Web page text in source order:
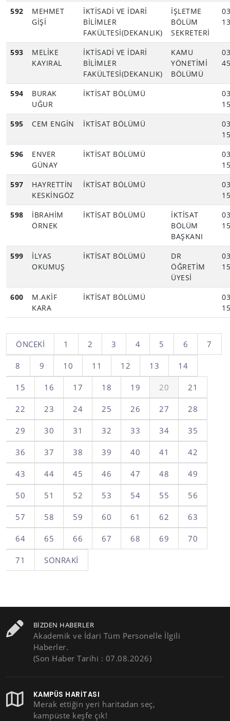
592
MEHMET
GİŞİ
İKTİSADİ VE İDARİ
BİLİMLER
FAKÜLTESİ(DEKANLIK)
İŞLETME
BÖLÜM
SEKRETERİ
593
MELİKE
KAYIRAL
İKTİSADİ VE İDARİ
BİLİMLER
FAKÜLTESİ(DEKANLIK)
KAMU
YÖNETİMİ
BÖLÜMÜ
594
BURAK
UĞUR
İKTİSAT BÖLÜMÜ
595
CEM ENGİN İKTİSAT BÖLÜMÜ
596
ENVER
GÜNAY
İKTİSAT BÖLÜMÜ
597
HAYRETTİN
KESKİNGÖZ
İKTİSAT BÖLÜMÜ
598
İBRAHİM
ÖRNEK
İKTİSAT BÖLÜMÜ
İKTİSAT
BÖLÜM
BAŞKANI
599
İLYAS
OKUMUŞ
İKTİSAT BÖLÜMÜ
DR
ÖĞRETİM
ÜYESİ
600
M.AKİF
KARA
İKTİSAT BÖLÜMÜ
ÖNCEKI 1 2 3 4 5 6 7
8 9 10 11 12 13 14
15 16 17 18 19 20 21
22 23 24 25 26 27 28
29 30 31 32 33 34 35
36 37 38 39 40 41 42
43 44 45 46 47 48 49
50 51 52 53 54 55 56
57 58 59 60 61 62 63
64 65 66 67 68 69 70
71 SONRAKI
BIZDEN HABERLER
Akademik ve İdari Tüm Personelle İlgili
Haberler.
(Son Haber Tarihi : 07.08.2026)
KAMPÜS HARITASI
Merak ettiğin yeri haritadan seç,
kampüste keşfe çık!